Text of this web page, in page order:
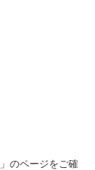
」のページをご確